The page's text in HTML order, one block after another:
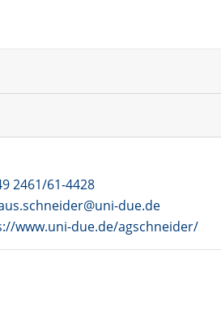
2461/61-4428
due.de
www.uni-due.de/agschneider/